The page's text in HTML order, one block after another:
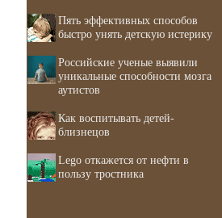
Пять эффективных способов
быстро унять детскую истерику
Российские ученые выявили
уникальные способности мозга
аутистов
Как воспитывать детей-
близнецов
Lego откажется от нефти в
пользу тростника